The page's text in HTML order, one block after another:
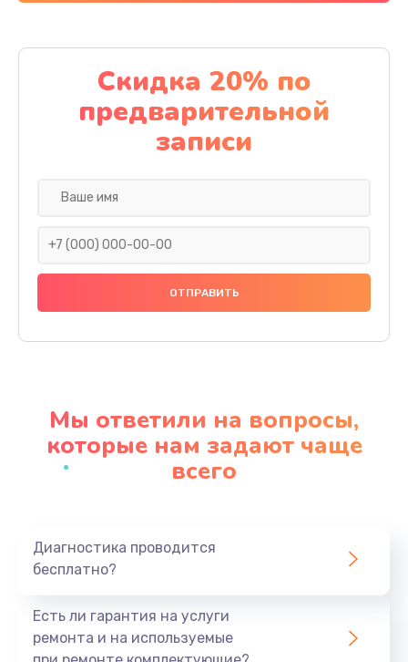
Замена скобок
1250 руб.
Заказать
Замена панелей
1250 руб.
Заказать
Замена клапана термоблока
Заказать
Скидка 20% по
предварительной
записи
Мы ответили на вопросы,
которые нам задают чаще
всего
Диагностика проводится
бесплатно?
Есть ли гарантия на услуги
ремонта и на используемые